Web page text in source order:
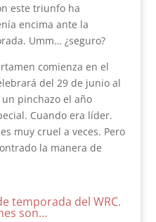
este triunfo ha
encima ante la
Umm… ¿seguro?
comienza en el
del 29 de junio al
pinchazo el año
Cuando era líder.
muy cruel a veces. Pero
la manera de
temporada del WRC.
son…